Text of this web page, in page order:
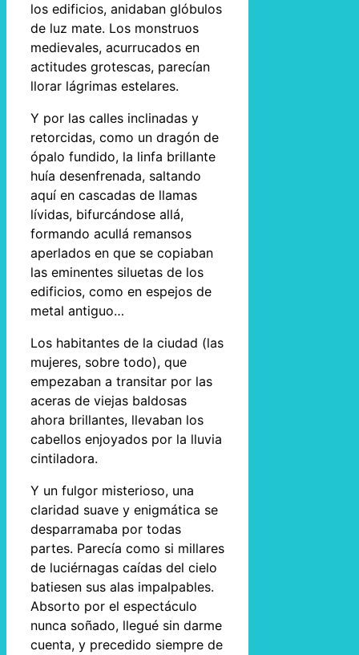
los edificios, anidaban glóbulos
de luz mate. Los monstruos
medievales, acurrucados en
actitudes grotescas, parecían
llorar lágrimas estelares.
Y por las calles inclinadas y
retorcidas, como un dragón de
ópalo fundido, la linfa brillante
huía desenfrenada, saltando
aquí en cascadas de llamas
lívidas, bifurcándose allá,
formando acullá remansos
aperlados en que se copiaban
las eminentes siluetas de los
edificios, como en espejos de
metal antiguo…
Los habitantes de la ciudad (las
mujeres, sobre todo), que
empezaban a transitar por las
aceras de viejas baldosas
ahora brillantes, llevaban los
cabellos enjoyados por la lluvia
cintiladora.
Y un fulgor misterioso, una
claridad suave y enigmática se
desparramaba por todas
partes. Parecía como si millares
de luciérnagas caídas del cielo
batiesen sus alas impalpables.
Absorto por el espectáculo
nunca soñado, llegué sin darme
cuenta, y precedido siempre de